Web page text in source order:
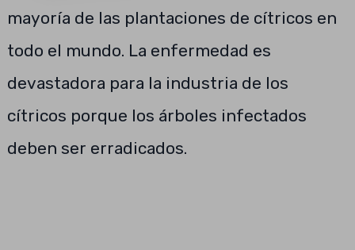
mayoría de las plantaciones de cítricos en
todo el mundo. La enfermedad es
devastadora para la industria de los
cítricos porque los árboles infectados
deben ser erradicados.